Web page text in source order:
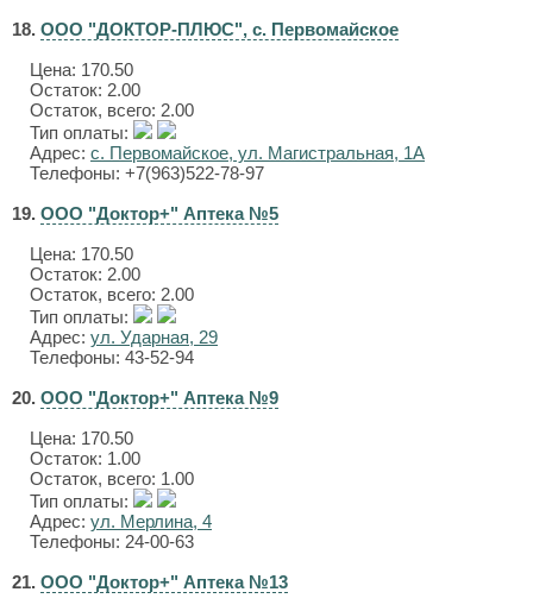
18. ООО "ДОКТОР-ПЛЮС", с. Первомайское
Цена: 170.50
Остаток: 2.00
Остаток, всего: 2.00
Тип оплаты:
Адрес: с. Первомайское, ул. Магистральная, 1А
Телефоны: +7(963)522-78-97
19. ООО "Доктор+" Аптека №5
Цена: 170.50
Остаток: 2.00
Остаток, всего: 2.00
Тип оплаты:
Адрес: ул. Ударная, 29
Телефоны: 43-52-94
20. ООО "Доктор+" Аптека №9
Цена: 170.50
Остаток: 1.00
Остаток, всего: 1.00
Тип оплаты:
Адрес: ул. Мерлина, 4
Телефоны: 24-00-63
21. ООО "Доктор+" Аптека №13